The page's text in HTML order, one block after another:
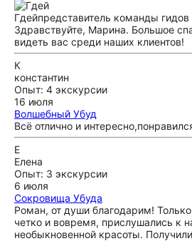
Гдейпредставитель команды гидов
Здравствуйте, Марина. Большое
видеть вас среди наших клиентов!
К
константин
Опыт: 4 экскурсии
16 июля
Волшебный Убуд
Всё отлично и
Е
Елена
Опыт: 3 экскурсии
6 июля
Сокровища Убуда
Роман, от души благодарим!
четко и вовремя, прислушались к
необыкновенной красоты.